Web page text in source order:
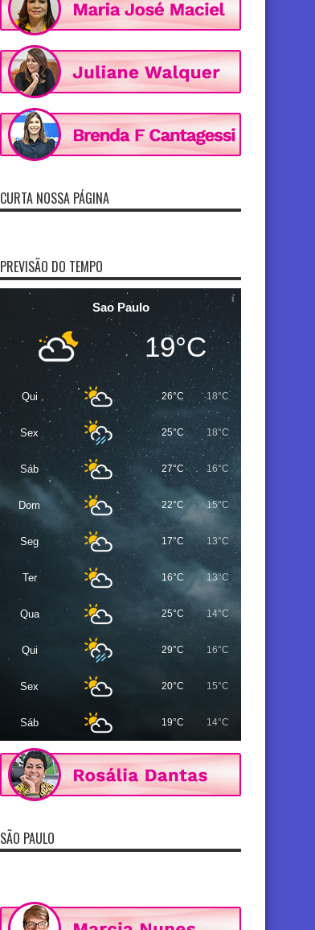
CURTA NOSSA PÁGINA
PREVISÃO DO TEMPO
Sao Paulo
19°C
Qui 26°C 18°C
Sex 25°C 18°C
Sáb 27°C 16°C
Dom 22°C 15°C
Seg 17°C 13°C
Ter 16°C 13°C
Qua 25°C 14°C
Qui 29°C 16°C
Sex 20°C 15°C
Sáb 19°C 14°C
SÃO PAULO